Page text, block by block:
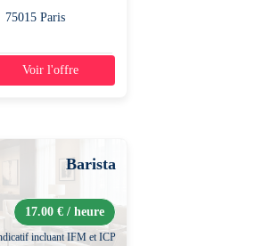
75015 Paris
3 jours
Voir l'offre
Barista
17.00 € / heure
incluant IFM et ICP